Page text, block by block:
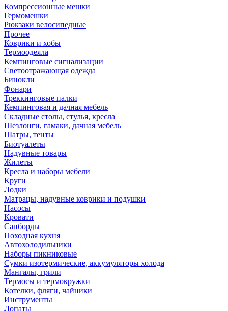
Компрессионные мешки
Гермомешки
Рюкзаки велосипедные
Прочее
Коврики и хобы
Термоодеяла
Кемпинговые сигнализации
Светоотражающая одежда
Бинокли
Фонари
Треккинговые палки
Кемпинговая и дачная мебель
Складные столы, стулья, кресла
Шезлонги, гамаки, дачная мебель
Шатры, тенты
Биотуалеты
Надувные товары
Жилеты
Кресла и наборы мебели
Круги
Лодки
Матрацы, надувные коврики и подушки
Насосы
Кровати
Сапборды
Походная кухня
Автохолодильники
Наборы пикниковые
Сумки изотермические, аккумуляторы холода
Мангалы, грили
Термосы и термокружки
Котелки, фляги, чайники
Инструменты
Лопаты